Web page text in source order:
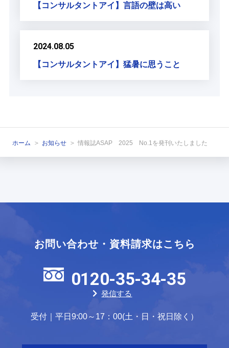
【コンサルタントアイ】言語の壁は高い
2024.08.05
【コンサルタントアイ】猛暑に思うこと
ホーム お知らせ 情報誌ASAP 2025 No.1を発刊いたしました
お問い合わせ・資料請求はこちら
0120-35-34-35
発信する
受付｜平日9:00～17：00(土・日・祝日除く）